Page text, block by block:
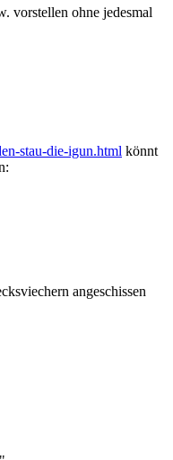
vorstellen ohne jedesmal
stau-die-igun.html könnt
angeschissen